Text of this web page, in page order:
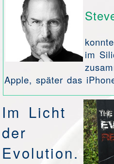
im
Apple, später das
Im Licht
der
Evolution.